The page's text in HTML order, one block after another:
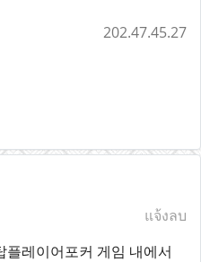
202.47.45.27
แจ้งลบ
레이어포커 게임 내에서